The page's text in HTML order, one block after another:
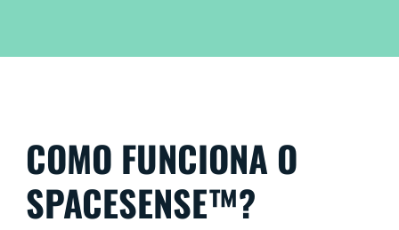
COMO FUNCIONA O
SPACESENSE™?